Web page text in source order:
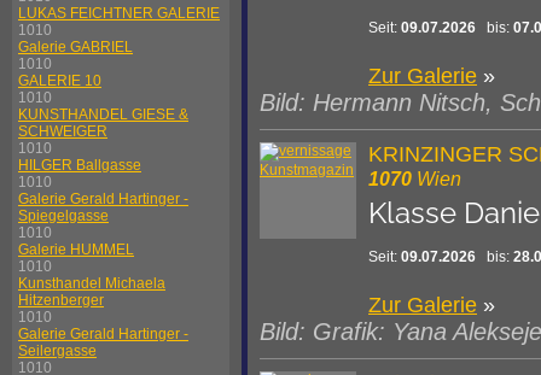
LUKAS FEICHTNER GALERIE
1010
Galerie GABRIEL
1010
GALERIE 10
1010
KUNSTHANDEL GIESE &
SCHWEIGER
1010
HILGER Ballgasse
1010
Galerie Gerald Hartinger -
Spiegelgasse
1010
Galerie HUMMEL
1010
Kunsthandel Michaela
Hitzenberger
1010
Galerie Gerald Hartinger -
Seilergasse
1010
Seit: 09.07.2026 bis:
Zur Galerie »
Bild: Hermann Nitsch,
KRINZINGER
1070 Wien
Klasse
Seit: 09.07.2026 bis:
Zur Galerie »
Bild: Grafik: Yana